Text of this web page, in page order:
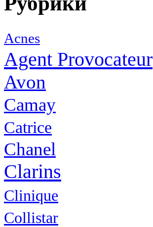
Acnes
Agent Provocateur
Avon
Camay
Catrice
Chanel
Clarins
Clinique
Collistar